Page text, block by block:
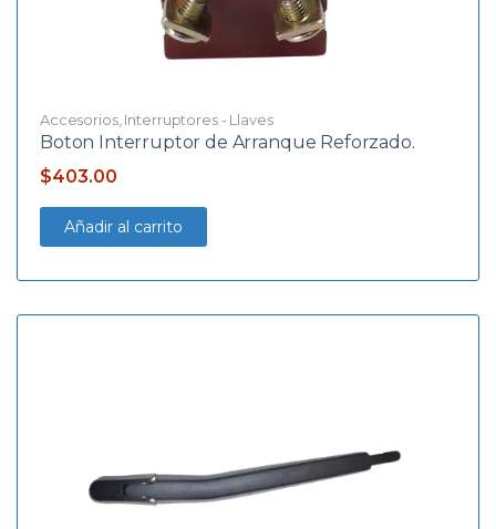
Accesorios, Interruptores - Llaves
Boton Interruptor de Arranque Reforzado.
$403.00
Añadir al carrito